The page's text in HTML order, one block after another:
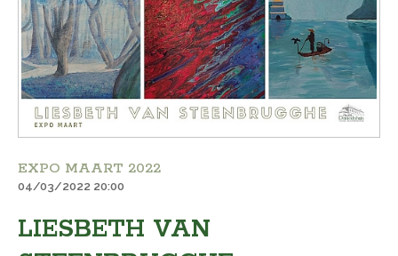
EXPO MAART 2022
04/03/2022 20:00
LIESBETH VAN